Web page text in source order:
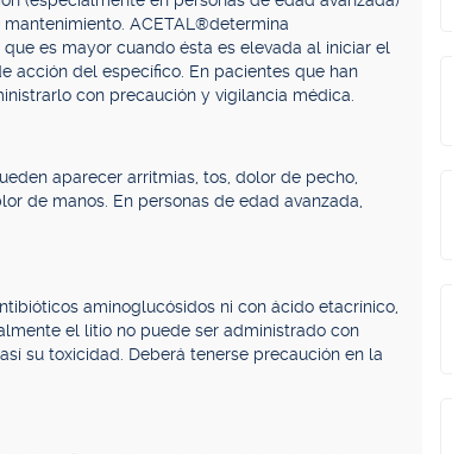
ACETAL®determina
es mayor cuando ésta es elevada al iniciar el
acción del específico. En pacientes que han
con precaución y vigilancia médica.
aparecer arritmias, tos, dolor de pecho,
de manos. En personas de edad avanzada,
aminoglucósidos ni con ácido etacrínico,
el litio no puede ser administrado con
su toxicidad. Deberá tenerse precaución en la